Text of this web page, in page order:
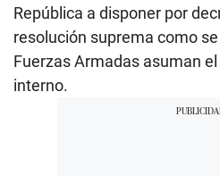
República a disponer por
resolución suprema como
Fuerzas Armadas asuman
interno.